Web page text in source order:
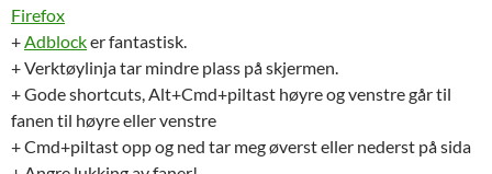
Firefox
+Adblocker fantastisk.
+ Verktøylinja tar mindre plass på skjermen.
+ Gode shortcuts, Alt+Cmd+piltast høyre og venstre går til
fanen til høyre eller venstre
+ Cmd+piltast opp og ned tar meg øverst eller nederst på sida